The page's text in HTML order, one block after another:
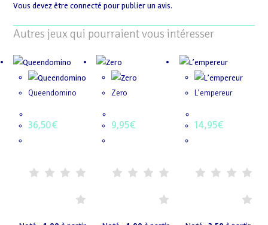
Vous devez êtreconnecté pour publier un avis.
Autres jeux qui pourraient vous intéresser
Queendomino
36,50€
Zero
9,95€
L’empereur
14,95€